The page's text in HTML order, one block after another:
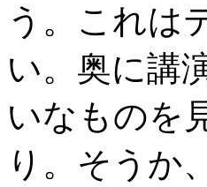
う。これは
い。奥に講
いなものを
り。そうか